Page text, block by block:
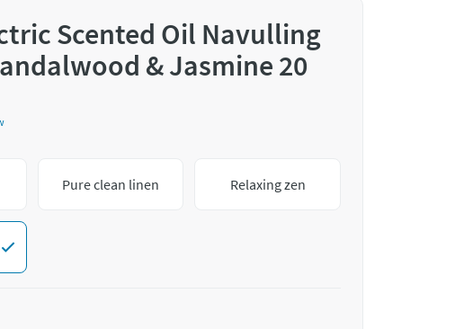
Scented Oil Navulling
& Jasmine 20
Pure clean linen Relaxing zen